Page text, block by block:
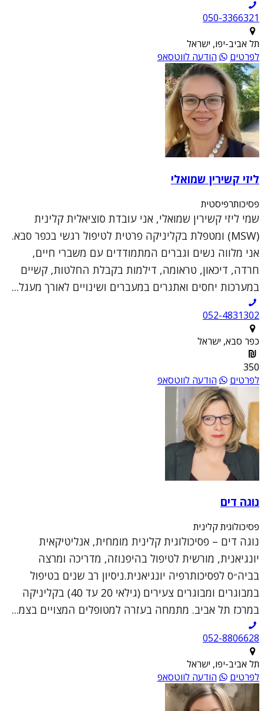
050-3366321
תל אביב-יפו, ישראל
לפרטים
הודעה לווטסאפ
ליזי קשירין שמואלי
פסיכותרפיסטית
שמי ליזי קשירין שמואלי, אני עובדת סוציאלית קלינית
(MSW) ומטפלת בקליניקה פרטית לטיפול רגשי בכפר סבא.
אני מלווה נשים וגברים המתמודדים עם משברי חיים,
חרדה, דיכאון, טראומה, דילמות בקבלת החלטות, קשיים
במערכות יחסים ואתגרים במעברים ושינויים לאורך מעגל...
052-4831302
כפר סבא, ישראל
350
לפרטים
הודעה לווטסאפ
נוגה דים
פסיכולוגית קלינית
נוגה דים – פסיכולוגית קלינית מומחית, אנליטיקאית
יונגיאנית, מורשית לטיפול בהיפנוזה, מדריכה ומרצה
בביה״ס לפסיכותרפיה יונגיאנית.ניסיון רב שנים בטיפול
במבוגרים ומבוגרים צעירים (גילאי 20 עד 40) בקליניקה
במרכז תל אביב. מתמחה בעזרה למטופלים המצויים בצמ...
052-8806628
תל אביב-יפו, ישראל
לפרטים
הודעה לווטסאפ